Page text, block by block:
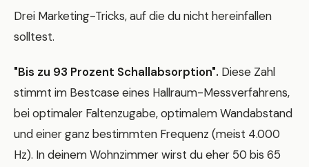
Drei Marketing-Tricks, auf die du nicht hereinfallen
solltest.
"Bis zu 93 Prozent Schallabsorption". Diese Zahl
stimmt im Bestcase eines Hallraum-Messverfahrens,
bei optimaler Faltenzugabe, optimalem Wandabstand
und einer ganz bestimmten Frequenz (meist 4.000
Hz). In deinem Wohnzimmer wirst du eher 50 bis 65